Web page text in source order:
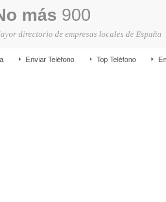
más 900
directorio de empresas locales de España
Enviar Teléfono Top Teléfono